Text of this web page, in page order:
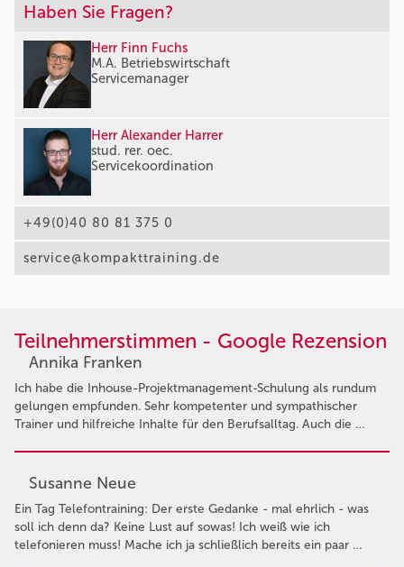
Haben Sie Fragen?
Herr Finn Fuchs
M.A. Betriebswirtschaft
Servicemanager
Herr Alexander Harrer
stud. rer. oec.
Servicekoordination
+49(0)40 80 81 375 0
service@kompakttraining.de
Teilnehmerstimmen - Google Rezension
Annika Franken
Ich habe die Inhouse-Projektmanagement-Schulung als rundum
gelungen empfunden. Sehr kompetenter und sympathischer
Trainer und hilfreiche Inhalte für den Berufsalltag. Auch die …
Susanne Neue
Ein Tag Telefontraining: Der erste Gedanke - mal ehrlich - was
soll ich denn da? Keine Lust auf sowas! Ich weiß wie ich
telefonieren muss! Mache ich ja schließlich bereits ein paar …